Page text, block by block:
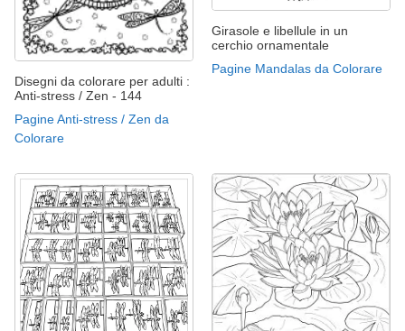
Disegni da colorare per adulti :
Anti-stress / Zen - 144
Pagine Anti-stress / Zen da
Colorare
Girasole e libellule in un
cerchio ornamentale
Pagine Mandalas da Colorare